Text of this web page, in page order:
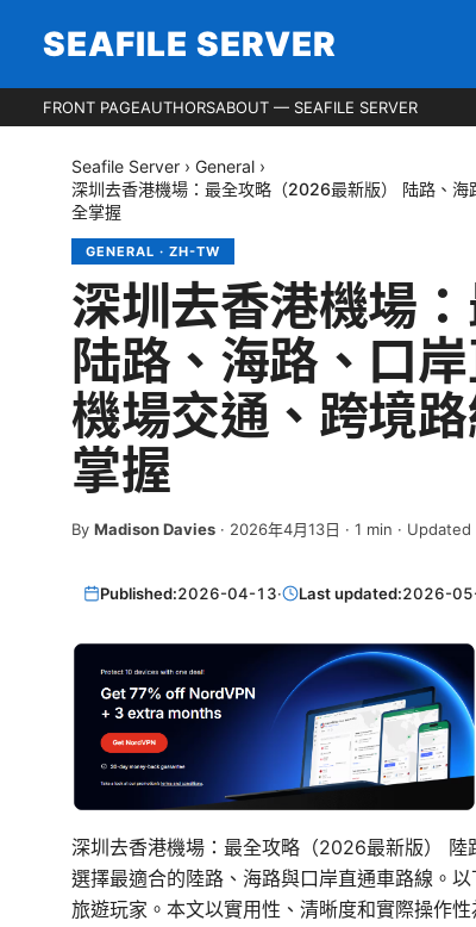
SEAFILE SERVER
FRONT PAGEAUTHORSABOUT — SEAFILE SERVER
Seafile Server › General ›
深圳去香港機場：最全攻略（2026最新版） 陆路、
全掌握
GENERAL · ZH-TW
深圳去香港機場
陆路、海路、口
機場交通、跨境
掌握
By Madison Davies · 2026年4月13日 · 1 min · Updated
Published:2026-04-13· Last updated:2026-
深圳去香港機場：最全攻略（2026最新版）
選擇最適合的陸路、海路與口岸直通車路線。
旅遊玩家。本文以實用性、清晰度和實際操作